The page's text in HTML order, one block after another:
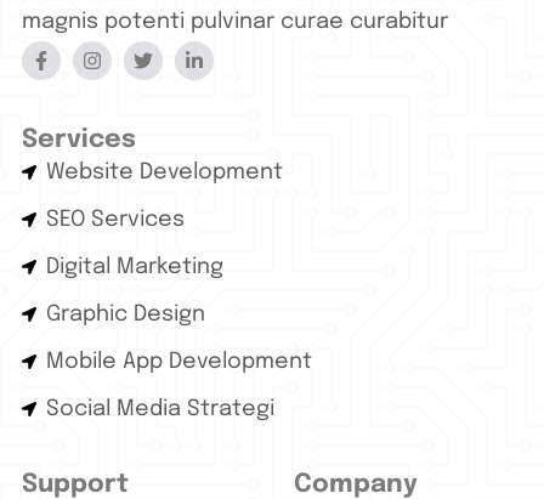
magnis potenti pulvinar curae curabitur
Services
Website Development
SEO Services
Digital Marketing
Graphic Design
Mobile App Development
Social Media Strategi
Support Company